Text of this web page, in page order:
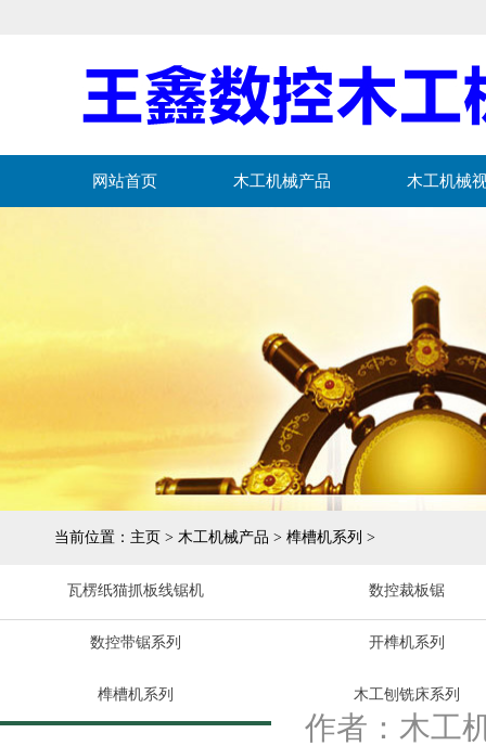
网站首页 木工机械产品 木工机械
当前位置： 主页 > 木工机械产品 > 榫槽机系列 >
瓦楞纸猫抓板线锯机 数控裁板锯
数控带锯系列 开榫机系列
榫槽机系列 木工刨铣床系列
作者：木工